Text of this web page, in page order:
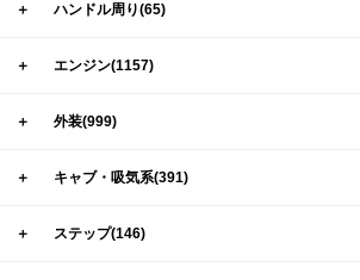
＋ ハンドル周り(65)
＋ エンジン(1157)
＋ 外装(999)
＋ キャブ・吸気系(391)
＋ ステップ(146)